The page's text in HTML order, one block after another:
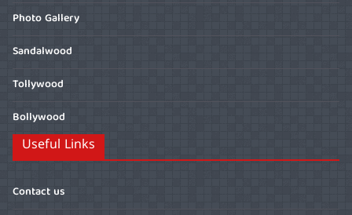
Photo Gallery
Sandalwood
Tollywood
Bollywood
Useful Links
Contact us